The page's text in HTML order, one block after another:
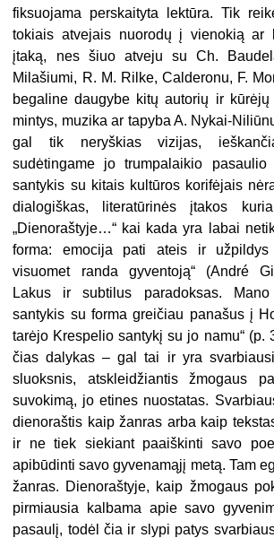
fiksuojama perskaityta lektūra. Tik
tokiais atvejais nuorodų į vienokią ar
įtaką, nes šiuo atveju su Ch.
Milašiumi, R. M. Rilke, Calderonu, F.
begaline daugybe kitų autorių ir
mintys, muzika ar tapyba A. Nykai-
gal tik neryš­kias vizijas,
sudėtingame jo trumpalaikio pa­saulio
santykis su kitais kultūros korifėjais
dialogiškas, lite­ratūrinės įtakos
„Dienoraštyje…“ kai kada yra labai
for­ma: emocija pati ateis ir
visuomet randa gy­ventoją“ (André
Lakus ir subtilus paradoksas.
santykis su for­ma greičiau panašus į
tarėjo Krespelio santykį su jo namu“ (p.
čias dalykas – gal tai ir yra
sluoksnis, atskleidžiantis žmogaus
suvokimą, jo etines nuo­statas.
dienoraštis kaip žanras arba kaip
ir ne tiek siekiant paaiškinti savo
apibūdinti savo gyve­namąjį metą. Tam
žanras. Dienoraštyje, kaip žmogaus
pir­miausia kalbama apie savo
pasaulį, todėl čia ir slypi patys